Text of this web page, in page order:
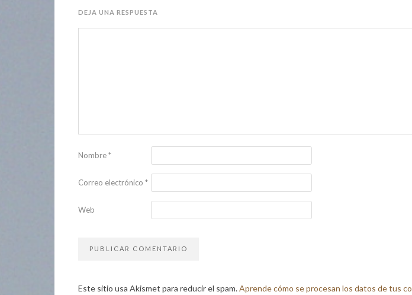
DEJA UNA RESPUESTA
Nombre*
Correo electrónico *
Web
Este sitio usa Akismet para reducir el spam.Aprende cómo se procesan los datos de tus